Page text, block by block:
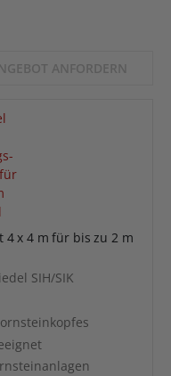
ANFORDERN
4 x 4 m für bis zu 2 m
SIH/SIK